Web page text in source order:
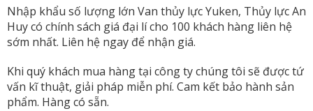
Nhập khẩu số lượng lớn Van thủy lực Yuken, Thủy lực An
Huy có chính sách giá đại lí cho 100 khách hàng liên hệ
sớm nhất. Liên hệ ngay để nhận giá.
Khi quý khách mua hàng tại công ty chúng tôi sẽ được tứ
vấn kĩ thuật, giải pháp miễn phí. Cam kết bảo hành sản
phẩm. Hàng có sẵn.